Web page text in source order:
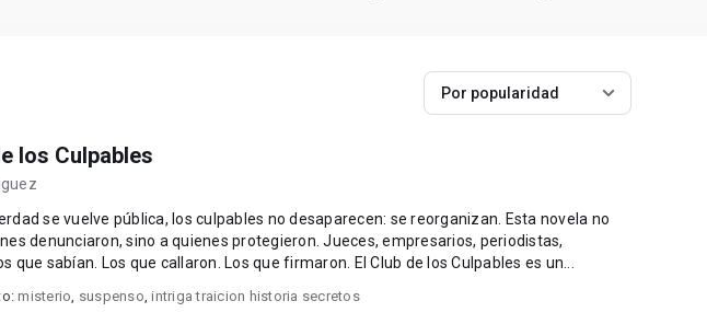
Por popularidad
los Culpables
se vuelve pública, los culpables no desaparecen: se reorganizan. Esta novela no
sino a quienes protegieron. Jueces, empresarios, periodistas,
asesores. Los que sabían. Los que callaron. Los que firmaron. El Club de los Culpables es un...
misterio, suspenso,intriga traicion historia secretos